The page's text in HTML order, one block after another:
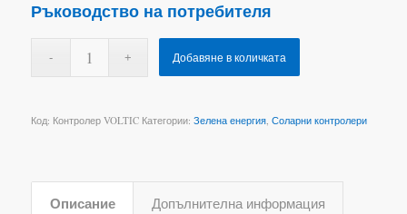
Ръководство на потребителя
Добавяне в количката
Код: Контролер VOLTIC Категории: Зелена енергия, Соларни контролери
Описание Допълнителна информация